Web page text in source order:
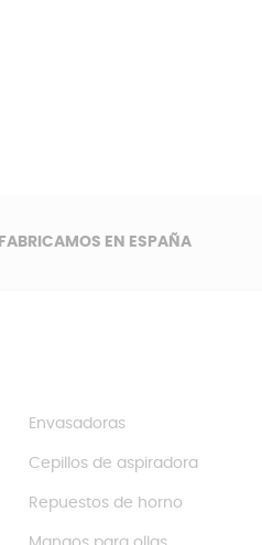
FABRICAMOS EN ESPAÑA
Envasadoras
Cepillos de aspiradora
Repuestos de horno